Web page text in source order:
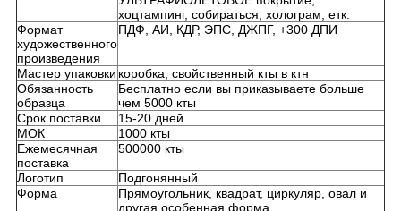
хоцтампинг, собираться, холограм, етк.
Формат
художественного
произведения
ПДФ, АИ, КДР, ЭПС, ДЖПГ, +300 ДПИ
Мастер упаковки коробка, свойственный кты в ктн
Обязанность
образца
Бесплатно если вы приказываете больше
чем 5000 кты
Срок поставки
15-20 дней
МОК
1000 кты
Ежемесячная
поставка
500000 кты
Логотип
Подгонянный
Форма
Прямоугольник, квадрат, циркуляр, овал и
другая особенная форма